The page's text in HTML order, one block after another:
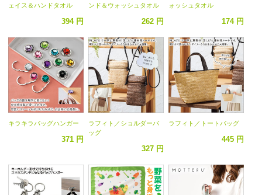
ェイス＆ハンドタオル
394 円
ンド＆ウォッシュタオル
262 円
ォッシュタオル
174 円
キラキラバッグハンガー
371 円
ラフィト／ショルダーバ
ッグ
327 円
ラフィト／トートバッグ
445 円